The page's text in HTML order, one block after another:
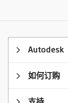
Autodesk
如何订购